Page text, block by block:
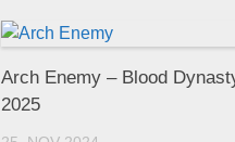
Arch Enemy – Blood
2025